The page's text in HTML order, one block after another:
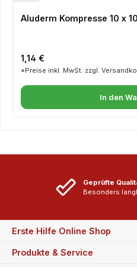
Aluderm Kompresse 10 x
Regulärer Preis:
1,14 €
*Preise inkl. MwSt. zzgl.
In den
Geprüfte
Besonders
Erste Hilfe Online Shop
Produkte & Service